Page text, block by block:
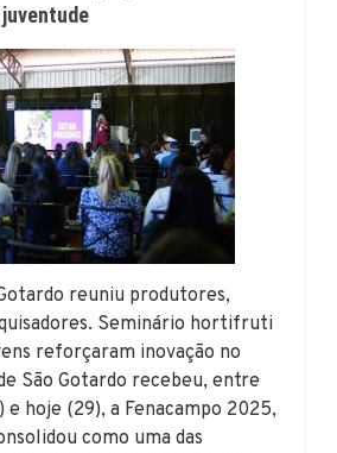
reuniu produtores,
Seminário hortifruti
reforçaram inovação no
São Gotardo recebeu, entre
hoje (29), a Fenacampo 2025,
como uma das